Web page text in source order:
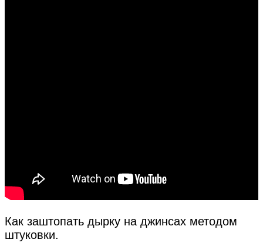
Как заштопать дырку на джинсах методом
штуковки.